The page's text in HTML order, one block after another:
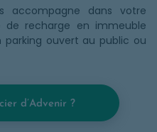
accompagne dans votre
de recharge en immeuble
parking ouvert au public ou
d’Advenir ?